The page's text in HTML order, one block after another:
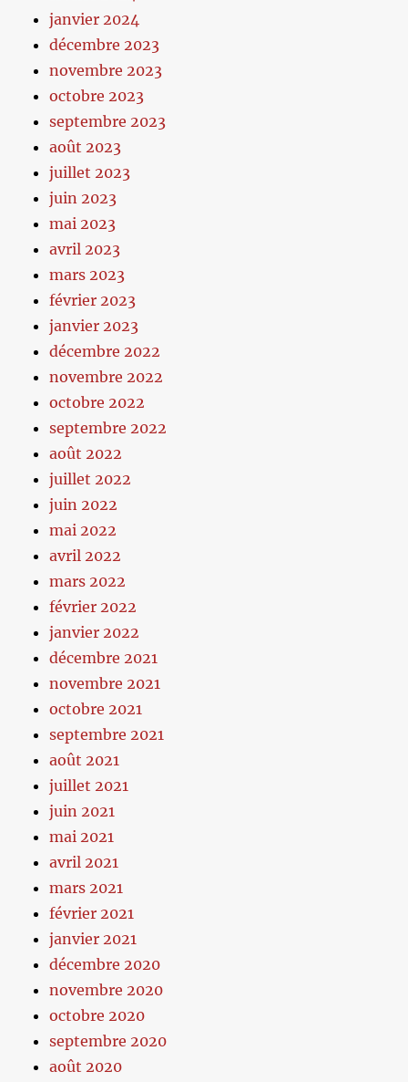
janvier 2024
décembre 2023
novembre 2023
octobre 2023
septembre 2023
août 2023
juillet 2023
juin 2023
mai 2023
avril 2023
mars 2023
février 2023
janvier 2023
décembre 2022
novembre 2022
octobre 2022
septembre 2022
août 2022
juillet 2022
juin 2022
mai 2022
avril 2022
mars 2022
février 2022
janvier 2022
décembre 2021
novembre 2021
octobre 2021
septembre 2021
août 2021
juillet 2021
juin 2021
mai 2021
avril 2021
mars 2021
février 2021
janvier 2021
décembre 2020
novembre 2020
octobre 2020
septembre 2020
août 2020